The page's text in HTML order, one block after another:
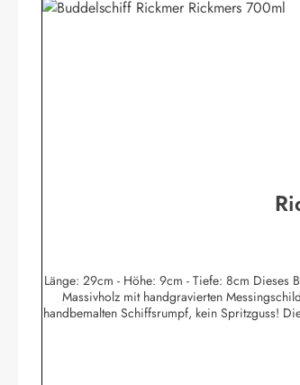
Länge: 29cm - Höhe: 9cm - Tiefe: 8cm Dieses Buddelschiff: Made in Hamburg Ist in reiner Handarbeit hergestellt!* Ist durch den Flaschenhals in traditioneller
Massivholz mit handgravierten
handbemalten Schiffsrumpf, kein Spritzguss!
Geschäftes, ist Filipina. In ihrem Heimatort